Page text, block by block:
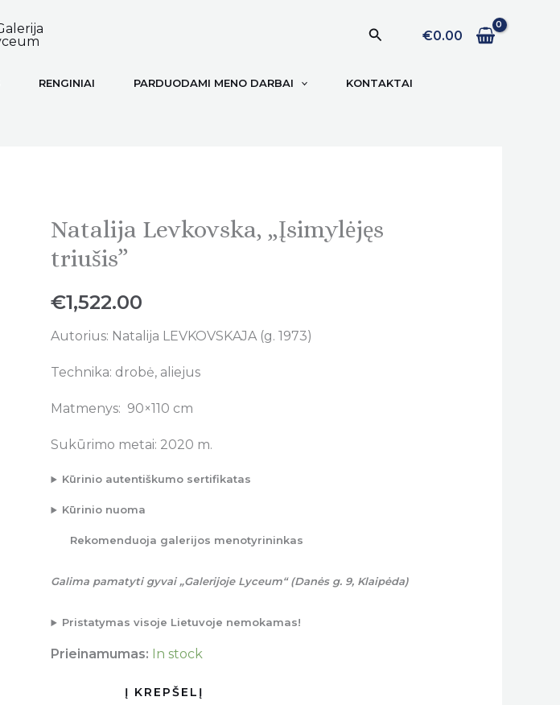
Paieška€0.00
RENGINIAI PARDUODAMI MENO DARBAI KONTAKTAI
Natalija Levkovska, „Įsimylėjęs
triušis”
€1,522.00
Autorius: Natalija LEVKOVSKAJA (g. 1973)
Technika: drobė, aliejus
Matmenys: 90×110 cm
Sukūrimo metai: 2020 m.
Kūrinio autentiškumo sertifikatas
Kūrinio nuoma
Rekomenduoja galerijos menotyrininkas
Galima pamatyti gyvai „Galerijoje Lyceum“ (Danės g. 9, Klaipėda)
Pristatymas visoje Lietuvoje nemokamas!
Prieinamumas: In stock
Natalija
Levkovska,
triušis"